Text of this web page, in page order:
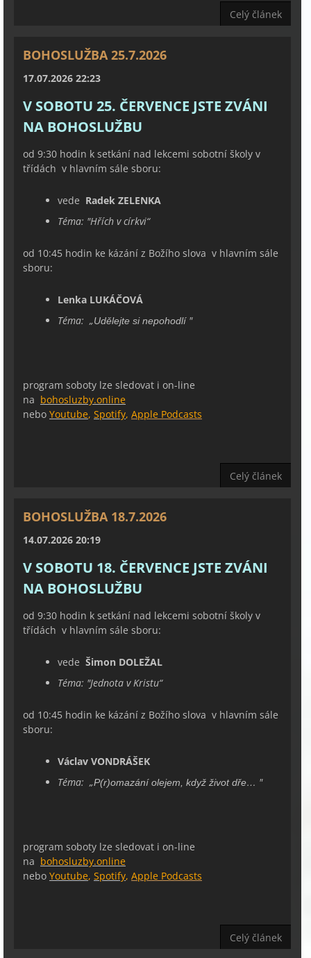
Celý článek
BOHOSLUŽBA 25.7.2026
17.07.2026 22:23
V SOBOTU 25. ČERVENCE JSTE ZVÁNI
NA BOHOSLUŽBU
od 9:30 hodin k setkání nad lekcemi sobotní školy v
třídách v hlavním sále sboru:
vede Radek ZELENKA
Téma: "Hřích v církvi“
od 10:45 hodin ke kázání z Božího slova v hlavním sále
sboru:
Lenka LUKÁČOVÁ
Téma: „Udělejte si nepohodlí "
program soboty lze sledovat i on-line
na bohosluzby.online
nebo Youtube, Spotify, Apple Podcasts
Celý článek
BOHOSLUŽBA 18.7.2026
14.07.2026 20:19
V SOBOTU 18. ČERVENCE JSTE ZVÁNI
NA BOHOSLUŽBU
od 9:30 hodin k setkání nad lekcemi sobotní školy v
třídách v hlavním sále sboru:
vede Šimon DOLEŽAL
Téma: "Jednota v Kristu“
od 10:45 hodin ke kázání z Božího slova v hlavním sále
sboru:
Václav VONDRÁŠEK
Téma: „P(r)omazání olejem, když život dře… "
program soboty lze sledovat i on-line
na bohosluzby.online
nebo Youtube, Spotify, Apple Podcasts
Celý článek